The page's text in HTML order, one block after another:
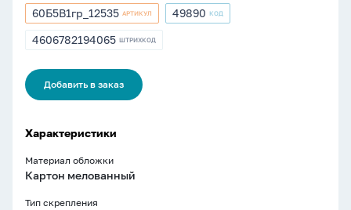
Артикул
60Б5В1гр_12535
60Б5В1гр_12535 АРТИКУЛ
Артикул
49890 КОД
ШТРИХКОД
4606782194065 ШТРИХКОД
Добавить в заказ
Характеристики
Материал обложки
Картон мелованный
Тип скрепления